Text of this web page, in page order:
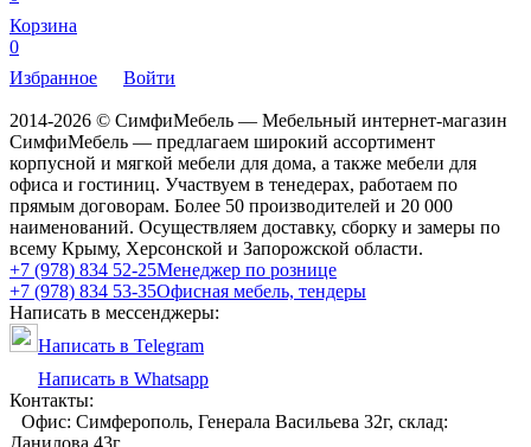
Корзина
0
Избранное
Войти
2014-2026 © СимфиМебель — Мебельный интернет-магазин
СимфиМебель — предлагаем широкий ассортимент
корпусной и мягкой мебели для дома, а также мебели для
офиса и гостиниц. Участвуем в тенедерах, работаем по
прямым договорам. Более 50 производителей и 20 000
наименований. Осуществляем доставку, сборку и замеры по
всему Крыму, Херсонской и Запорожской области.
+7 (978) 834 52-25Менеджер по рознице
+7 (978) 834 53-35Офисная мебель, тендеры
Написать в мессенджеры:
Написать в Telegram
Написать в Whatsapp
Контакты:
Офис: Симферополь, Генерала Васильева 32г, склад:
Данилова 43г